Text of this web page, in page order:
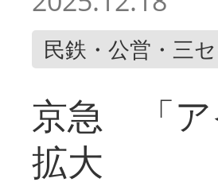
民鉄・公営・三
京急 「ア
拡大